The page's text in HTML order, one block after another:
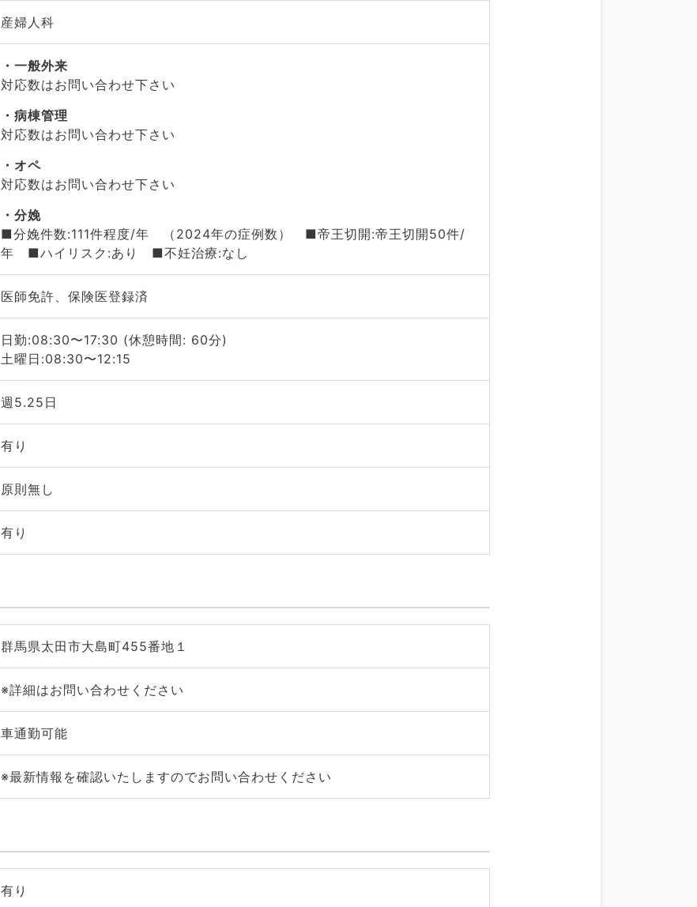
産婦人科
一般外来
対応数はお問い合わせ下さい
病棟管理
対応数はお問い合わせ下さい
オペ
対応数はお問い合わせ下さい
分娩
■分娩件数:111件程度/年 （2024年の症例数） ■帝王切開:帝王切開50件/
年 ■ハイリスク:あり ■不妊治療:なし
医師免許、保険医登録済
日勤:08:30〜17:30 (休憩時間: 60分)
土曜日:08:30〜12:15
週5.25日
有り
原則無し
有り
群馬県太田市大島町455番地１
※詳細はお問い合わせください
車通勤可能
※最新情報を確認いたしますのでお問い合わせください
有り